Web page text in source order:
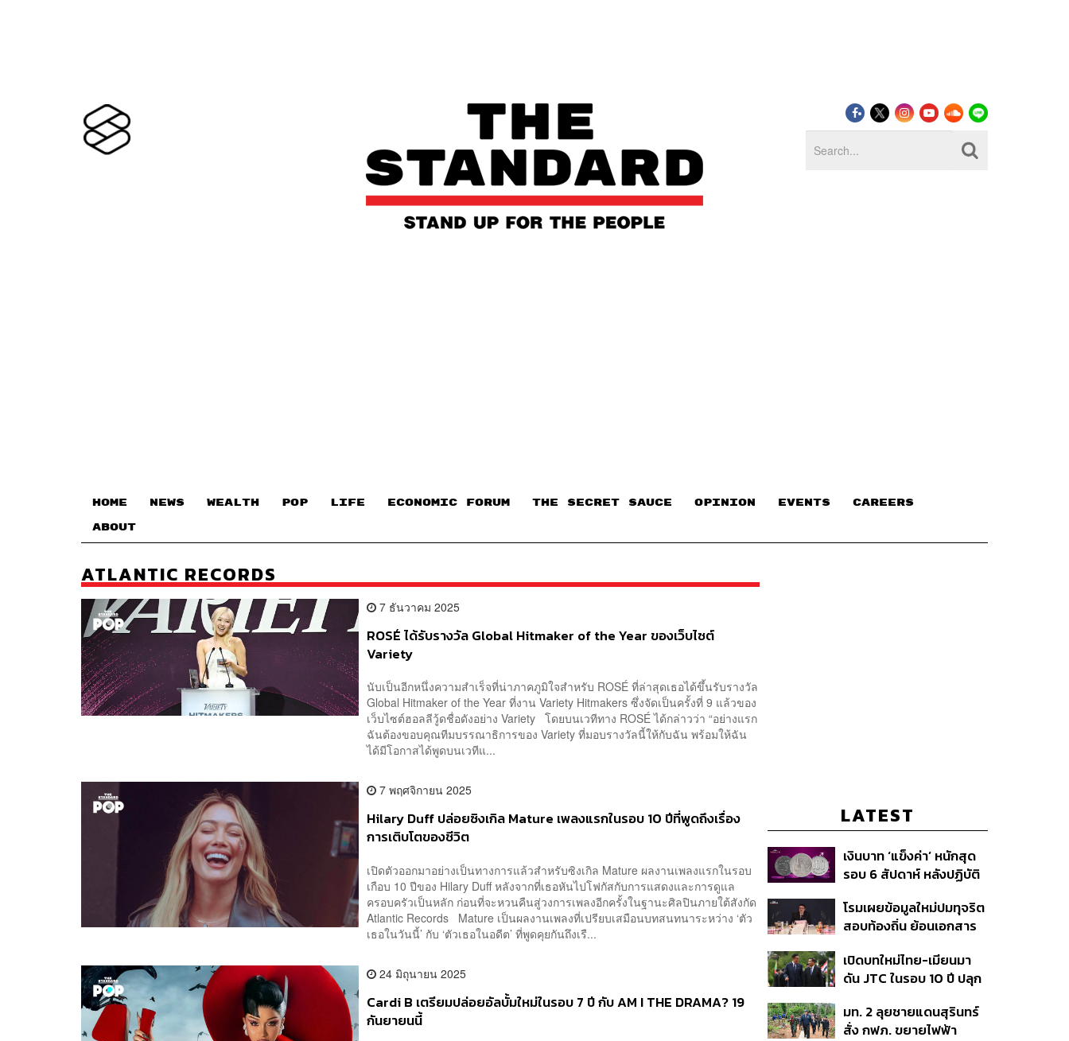
ATLANTIC RECORDS
7 ธันวาคม 2025
ROSÉ ได้รับรางวัล Global Hitmaker of the Year ของเว็บไซต์
Variety
นับเป็นอีกหนึ่งความสำเร็จที่น่าภาคภูมิใจสำหรับ ROSÉ ที่ล่าสุดเธอได้ขึ้นรับรางวัล
Global Hitmaker of the Year ที่งาน Variety Hitmakers ซึ่งจัดเป็นครั้งที่ 9 แล้วของ
เว็บไซต์ฮอลลีวู้ดชื่อดังอย่าง Variety โดยบนเวทีทาง ROSÉ ได้กล่าวว่า “อย่างแรก
ฉันต้องขอบคุณทีมบรรณาธิการของ Variety ที่มอบรางวัลนี้ให้กับฉัน พร้อมให้ฉัน
ได้มีโอกาสได้พูดบนเวทีแ...
7 พฤศจิกายน 2025
Hilary Duff ปล่อยซิงเกิล Mature เพลงแรกในรอบ 10 ปีที่พูดถึงเรื่อง
การเติบโตของชีวิต
เปิดตัวออกมาอย่างเป็นทางการแล้วสำหรับซิงเกิล Mature ผลงานเพลงแรกในรอบ
เกือบ 10 ปีของ Hilary Duff หลังจากที่เธอหันไปโฟกัสกับการแสดงและการดูแล
ครอบครัวเป็นหลัก ก่อนที่จะหวนคืนสู่วงการเพลงอีกครั้งในฐานะศิลปินภายใต้สังกัด
Atlantic Records Mature เป็นผลงานเพลงที่เปรียบเสมือนบทสนทนาระหว่าง ‘ตัว
เธอในวันนี้’ กับ ‘ตัวเธอในอดีต’ ที่พูดคุยกันถึงเรื...
24 มิถุนายน 2025
Cardi B เตรียมปล่อยอัลบั้มใหม่ในรอบ 7 ปี กับ AM I THE DRAMA? 19
กันยายนนี้
LATEST
เงินบาท ‘แข็งค่า’ หนักสุด
รอบ 6 สัปดาห์ หลังปฏิบัติ
การแทรกแซงเยนของ
สหรัฐฯ-ญี่ปุ่น Standard
Chartered เปิดเป้าสิ้นปีนี้
ต่อดอลลาร์
โรมเผยข้อมูลใหม่ปมทุจริต
สอบท้องถิ่น ย้อนเอกสาร
ประชุมปี 2567 พบชื่อ
อนุทิน จ่อสอบต่อเอี่ยว
ตัดตอน ม.บูรพา หรือไม่
เปิดบทใหม่ไทย-เมียนมา
ดัน JTC ในรอบ 10 ปี ปลุก
‘เส้นเลือดใหญ่’ ค้า
ชายแดน ท่าเรือน้ำลึก
ทวาย
มท. 2 ลุยชายแดนสุรินทร์
สั่ง กฟภ. ขยายไฟฟ้า